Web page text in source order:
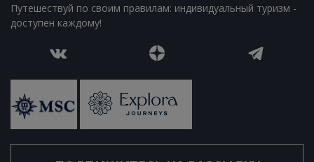
Путешествуй по своим правилам: индивидуальный туризм -
доступен каждому!